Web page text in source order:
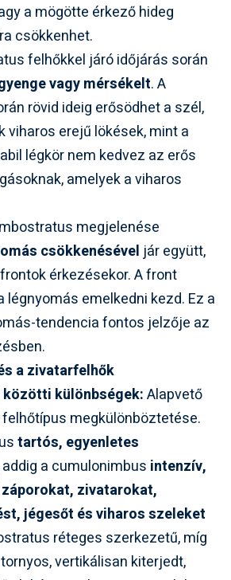
a mögötte érkező hideg
csökkenhet.
felhőkkel járó időjárás során
vagy mérsékelt. A
rövid ideig erősödhet a szél,
viharos erejű lökések, mint a
légkör nem kedvez az erős
amelyek a viharos
megjelenése
csökkenésével jár együtt,
érkezésekor. A front
légnyomás emelkedni kezd. Ez a
tendencia fontos jelzője az
a zivatarfelhők
különbségek:Alapvető
megkülönböztetése.
tartós, egyenletes
addig a cumulonimbus intenzív,
zivatarokat,
jégesőt és viharos szeleket
réteges szerkezetű, míg
vertikálisan kiterjedt,